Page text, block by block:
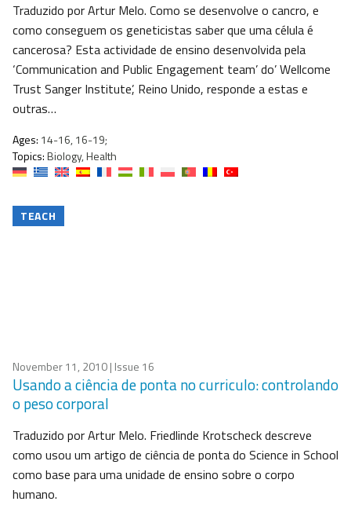
Traduzido por Artur Melo. Como se desenvolve o cancro, e
como conseguem os geneticistas saber que uma célula é
cancerosa? Esta actividade de ensino desenvolvida pela
‘Communication and Public Engagement team’ do’ Wellcome
Trust Sanger Institute’, Reino Unido, responde a estas e
outras…
Ages: 14-16, 16-19;
Topics:Biology, Health
TEACH
November 11, 2010| Issue 16
Usando a ciência de ponta no curriculo: controlando
o peso corporal
Traduzido por Artur Melo. Friedlinde Krotscheck descreve
como usou um artigo de ciência de ponta do Science in School
como base para uma unidade de ensino sobre o corpo
humano.